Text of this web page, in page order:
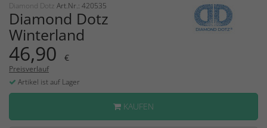
Diamond Dotz Art.Nr.: 420535
Diamond Dotz
Winterland
46,90 €
Preisverlauf
Artikel ist auf Lager
KAUFEN